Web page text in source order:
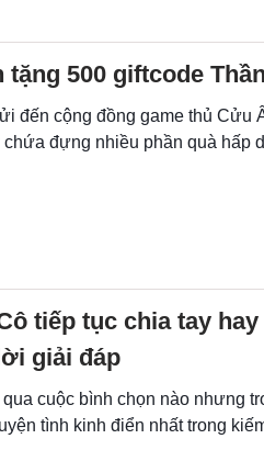
tặng 500 giftcode
đến cộng đồng game thủ Cửu
đựng nhiều phần quà hấp
tiếp tục chia tay
giải đáp
cuộc bình chọn nào nhưng
tình kinh điển nhất trong